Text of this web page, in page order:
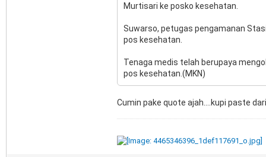
Murtisari ke posko kesehatan.
Suwarso, petugas pengamanan
pos kesehatan.
Tenaga medis telah berupaya
pos kesehatan.(MKN)
Cumin pake quote ajah....kupi paste